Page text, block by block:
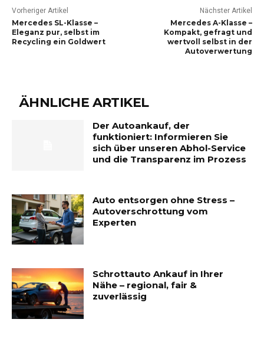
Vorheriger Artikel
Mercedes SL-Klasse –
Eleganz pur, selbst im
Recycling ein Goldwert
Nächster Artikel
Mercedes A-Klasse –
Kompakt, gefragt und
wertvoll selbst in der
Autoverwertung
ÄHNLICHE ARTIKEL
Der Autoankauf, der
funktioniert: Informieren Sie
sich über unseren Abhol-Service
und die Transparenz im Prozess
Auto entsorgen ohne Stress –
Autoverschrottung vom
Experten
Schrottauto Ankauf in Ihrer
Nähe – regional, fair &
zuverlässig